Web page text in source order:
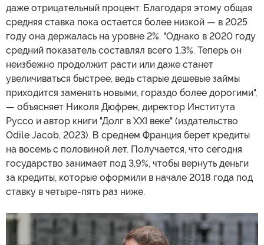
даже отрицательный процент. Благодаря этому общая
средняя ставка пока остается более низкой — в 2025
году она держалась на уровне 2%. "Однако в 2020 году
средний показатель составлял всего 1,3%. Теперь он
неизбежно продолжит расти или даже станет
увеличиваться быстрее, ведь старые дешевые займы
приходится заменять новыми, гораздо более дорогими",
— объясняет Николя Дюфрен, директор Института
Руссо и автор книги "Долг в XXI веке" (издательство
Odile Jacob, 2023). В среднем Франция берет кредиты
на восемь с половиной лет. Получается, что сегодня
государство занимает под 3,9%, чтобы вернуть деньги
за кредиты, которые оформили в начале 2018 года под
ставку в четыре-пять раз ниже.